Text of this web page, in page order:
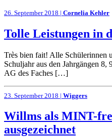
26. September 2018 | Cornelia Kehler
Tolle Leistungen in
Très bien fait! Alle Schülerinnen
Schuljahr aus den Jahrgängen
AG des Faches […]
23. September 2018 | Wiggers
Willms als MINT-
ausgezeichnet